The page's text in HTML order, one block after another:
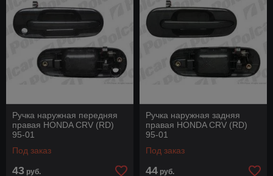
Ручка наружная передняя
правая HONDA CRV (RD)
95-01
Под заказ
43 руб.
Ручка наружная задняя
правая HONDA CRV (RD)
95-01
Под заказ
44 руб.